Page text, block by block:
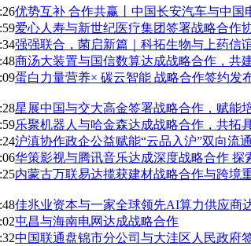
优势互补 合作共赢丨中国长安汽车与中国
爱心人寿与新世纪医疗集团签署战略合作
强强联合，菌启新篇｜科拓生物与上药信
商汤大装置与国信数算达成战略合作，共
蛋白力量营养× 碳云智能 战略合作签约发
星展中国与交大高金签署战略合作，赋能
乐聚机器人与哈金森达成战略合作，共拓
沪滇协作政企公益赋能“云品入沪”双向流
华策影视与腾讯音乐达成深度战略合作 探
内蒙古万联易达揽获建材战略合作与跨境
佳兆业资本与一家全球领先AI算力供应商
屯昌与海南电网达成战略合作
中国联通盘锦市分公司与大洼区人民政府